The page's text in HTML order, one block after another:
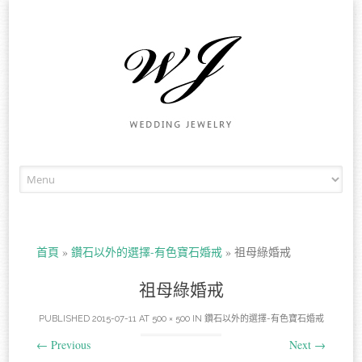
首頁 » 鑽石以外的選擇-有色寶石婚戒 » 祖母綠婚戒
祖母綠婚戒
PUBLISHED 2015-07-11AT 500 × 500IN 鑽石以外的選擇-有色寶石婚戒
← Previous Next →